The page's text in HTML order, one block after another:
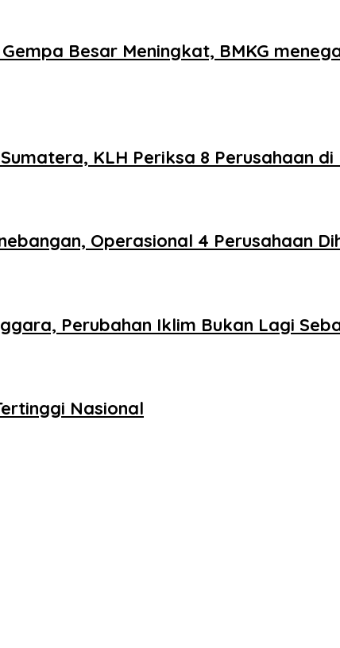
Besar Meningkat, BMKG
KLH Periksa 8 Perusahaan di
Operasional 4 Perusahaan
Perubahan Iklim Bukan Lagi
Nasional